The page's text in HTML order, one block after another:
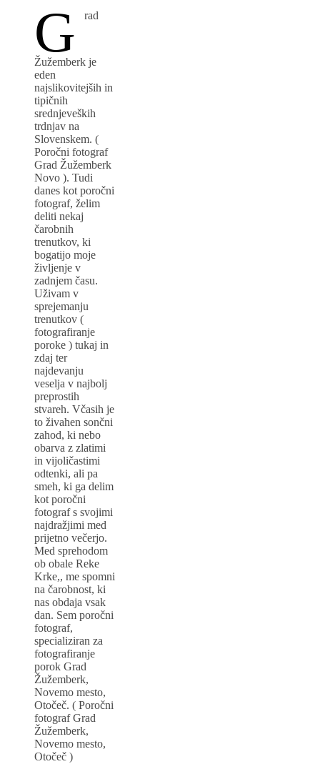
G rad
Žužemberk je
eden
najslikovitejših in
tipičnih
srednjeveških
trdnjav na
Slovenskem. (
Poročni fotograf
Grad Žužemberk
Novo ). Tudi
danes kot poročni
fotograf, želim
deliti nekaj
čarobnih
trenutkov, ki
bogatijo moje
življenje v
zadnjem času.
Uživam v
sprejemanju
trenutkov (
fotografiranje
poroke ) tukaj in
zdaj ter
najdevanju
veselja v najbolj
preprostih
stvareh. Včasih je
to živahen sončni
zahod, ki nebo
obarva z zlatimi
in vijoličastimi
odtenki, ali pa
smeh, ki ga delim
kot poročni
fotograf s svojimi
najdražjimi med
prijetno večerjo.
Med sprehodom
ob obale Reke
Krke,, me spomni
na čarobnost, ki
nas obdaja vsak
dan. Sem poročni
fotograf,
specializiran za
fotografiranje
porok Grad
Žužemberk,
Novemo mesto,
Otočeč. ( Poročni
fotograf Grad
Žužemberk,
Novemo mesto,
Otočeč )